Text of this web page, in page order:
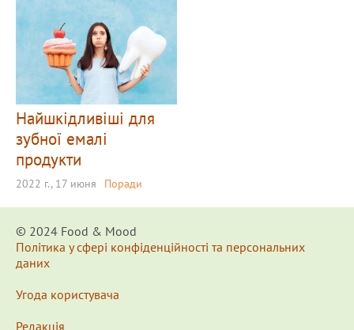
Найшкідливіші для
зубної емалі
продукти
2022 г., 17 июня Поради
© 2024 Food & Мood
Політика у сфері конфіденційності та персональних
даних
Угода користувача
Редакція